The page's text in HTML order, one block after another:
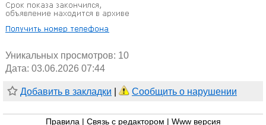
Уникальных просмотров: 10
Дата: 03.06.2026 07:44
Добавить в закладки Сообщить о нарушении
Правила Связь с редактором Www версия